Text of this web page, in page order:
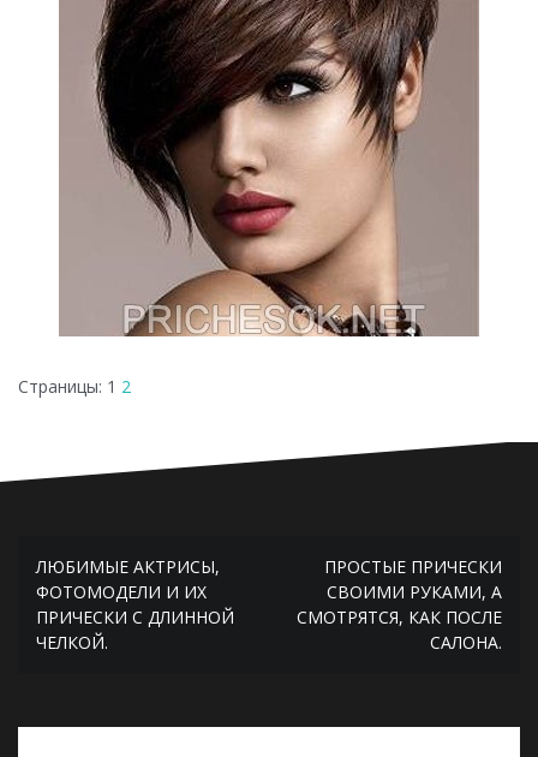
Страницы: 1 2
Навигация
по
записям
ЛЮБИМЫЕ АКТРИСЫ,
ФОТОМОДЕЛИ И ИХ
ПРИЧЕСКИ С ДЛИННОЙ
ЧЕЛКОЙ.
ПРОСТЫЕ ПРИЧЕСКИ
СВОИМИ РУКАМИ, А
СМОТРЯТСЯ, КАК ПОСЛЕ
САЛОНА.